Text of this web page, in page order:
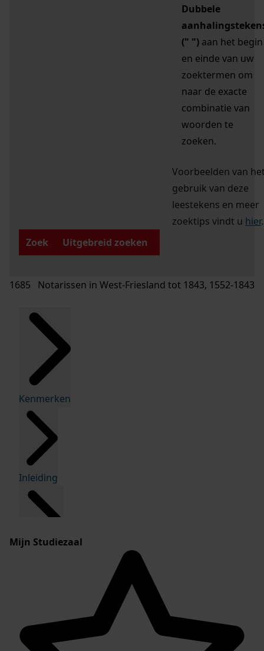
Dubbele
(" ") aan het begin
en einde van uw
zoektermen om
naar de exacte
combinatie van
woorden te
zoeken.
Voorbeelden van
gebruik van deze
leestekens en meer
zoektips vindt u hier.
Zoek
Uitgebreid zoeken
1685 Notarissen in West-Friesland tot 1843, 1552-1843
Kenmerken
Inleiding
Mijn Studiezaal